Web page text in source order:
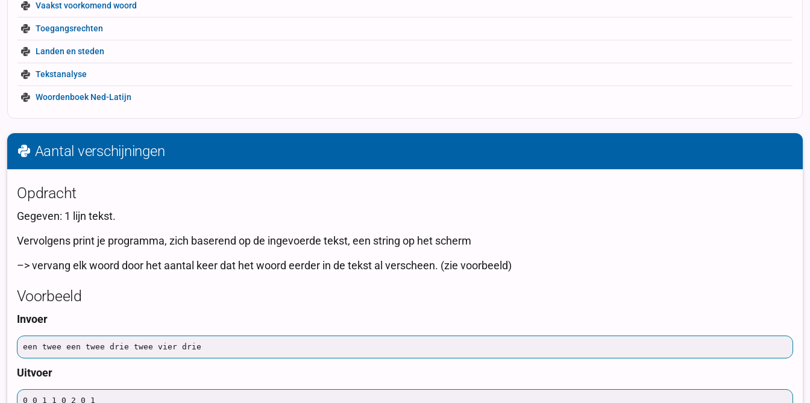
Vaakst voorkomend woord
Toegangsrechten
Landen en steden
Tekstanalyse
Woordenboek Ned-Latijn
Aantal verschijningen